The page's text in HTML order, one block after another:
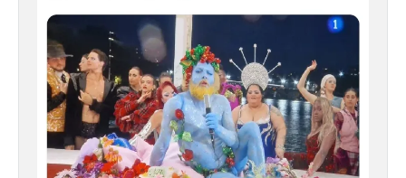
Transportes activa un
dispositivo especial para
facilitar la movilidad
durante el eclipse total de
Sol del 12 de agosto
9 Ago 2026